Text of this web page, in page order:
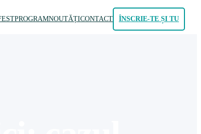
PROGRAMNOUTĂȚICONTACT ÎNSCRIE-TE ȘI TU